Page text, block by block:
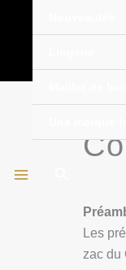
Les
zac du